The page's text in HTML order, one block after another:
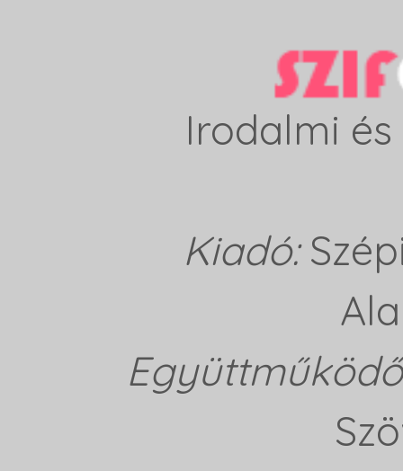
Irodalmi
Kiadó: